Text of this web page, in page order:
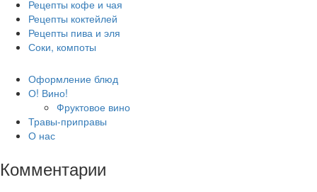
Рецепты кофе и чая
Рецепты коктейлей
Рецепты пива и эля
Соки, компоты
Оформление блюд
О! Вино!
Фруктовое вино
Травы-приправы
О нас
Комментарии